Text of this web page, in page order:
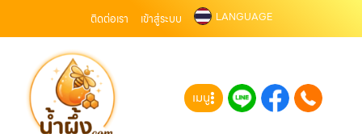
ติดต่อเรา เข้าสู่ระบบ LANGUAGE
เมนู